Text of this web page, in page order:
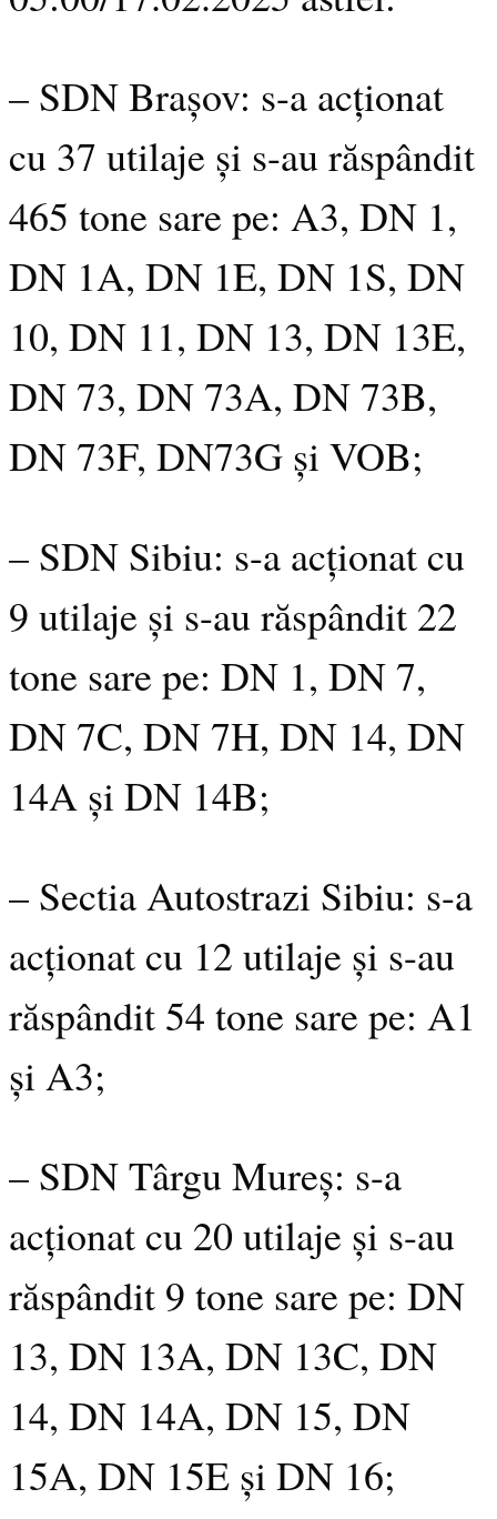
– SDN Brașov: s-a acționat
cu 37 utilaje și s-au răspândit
465 tone sare pe: A3, DN 1,
DN 1A, DN 1E, DN 1S, DN
10, DN 11, DN 13, DN 13E,
DN 73, DN 73A, DN 73B,
DN 73F, DN73G și VOB;
– SDN Sibiu: s-a acționat cu
9 utilaje și s-au răspândit 22
tone sare pe: DN 1, DN 7,
DN 7C, DN 7H, DN 14, DN
14A și DN 14B;
– Sectia Autostrazi Sibiu: s-a
acționat cu 12 utilaje și s-au
răspândit 54 tone sare pe: A1
și A3;
– SDN Târgu Mureș: s-a
acționat cu 20 utilaje și s-au
răspândit 9 tone sare pe: DN
13, DN 13A, DN 13C, DN
14, DN 14A, DN 15, DN
15A, DN 15E și DN 16;